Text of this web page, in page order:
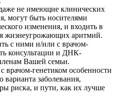
не имеющие клинических
могут быть носителями
изменения, и входить в
жизнеугрожающих аритмий.
с ними и/или с врачом-
консультации и ДНК-
Вашей семьи.
врачом-генетиком особенности
варианта заболевания,
риска, и пути, как их лучше